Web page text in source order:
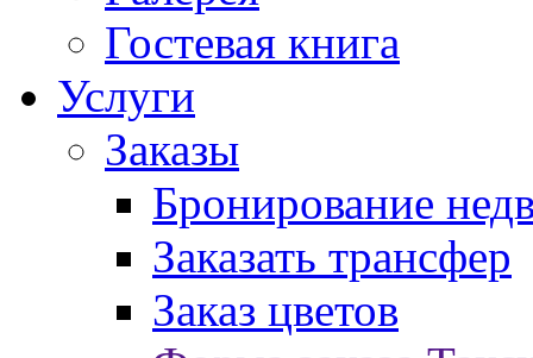
Гостевая книга
Услуги
Заказы
Бронирование
Заказать трансфер
Заказ цветов